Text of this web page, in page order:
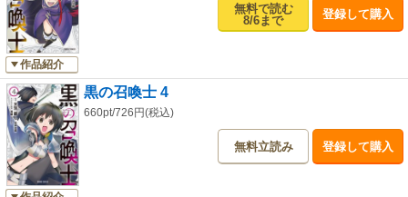
作品紹介
無料で読む
8/6まで
登録して購入
黒の召喚士 4
660pt/726円(税込)
無料立読み 登録して購入